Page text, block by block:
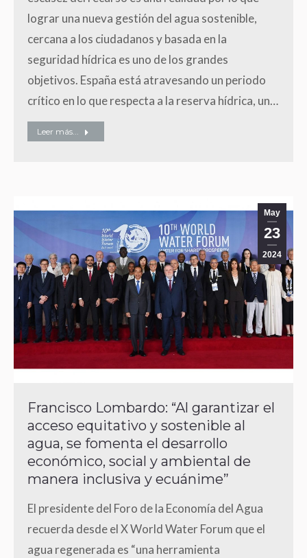
lograr una nueva gestión del agua sostenible,
cercana a los ciudadanos y basada en la
seguridad hídrica es uno de los grandes
objetivos. España está atravesando un periodo
crítico en lo que respecta a la reserva hídrica, un…
Leer más...
May
23
2024
Francisco Lombardo: “Al garantizar el
acceso equitativo y sostenible al
agua, se fomenta el desarrollo
económico, social y ambiental de
manera inclusiva y ecuánime”
El presidente del Foro de la Economía del Agua
recuerda desde el X World Water Forum que el
agua regenerada es “una herramienta